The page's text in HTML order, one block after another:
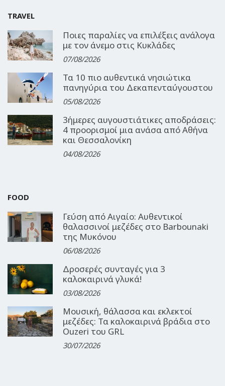
TRAVEL
Ποιες παραλίες να επιλέξεις ανάλογα
με τον άνεμο στις Κυκλάδες
07/08/2026
Τα 10 πιο αυθεντικά νησιώτικα
πανηγύρια του Δεκαπενταύγουστου
05/08/2026
3ήμερες αυγουστιάτικες αποδράσεις:
4 προορισμοί μια ανάσα από Αθήνα
και Θεσσαλονίκη
04/08/2026
FOOD
Γεύση από Αιγαίο: Αυθεντικοί
θαλασσινοί μεζέδες στο Barbounaki
της Μυκόνου
06/08/2026
Δροσερές συνταγές για 3
καλοκαιρινά γλυκά!
03/08/2026
Μουσική, θάλασσα και εκλεκτοί
μεζέδες: Τα καλοκαιρινά βράδια στο
Ouzeri του GRL
30/07/2026